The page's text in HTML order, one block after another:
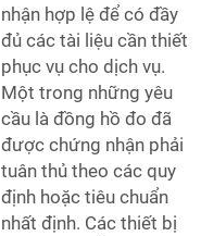
nhận hợp lệ để có đầy
đủ các tài liệu cần thiết
phục vụ cho dịch vụ.
Một trong những yêu
cầu là đồng hồ đo đã
được chứng nhận phải
tuân thủ theo các quy
định hoặc tiêu chuẩn
nhất định. Các thiết bị